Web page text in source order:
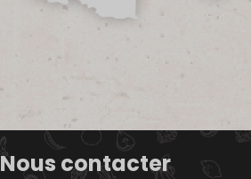
Nous contacter